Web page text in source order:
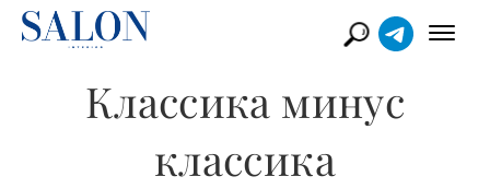
Классика минус
классика